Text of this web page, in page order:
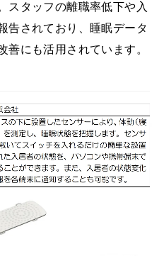
スタッフの離職率低下や入
告されており、睡眠データ
善にも活用されています。